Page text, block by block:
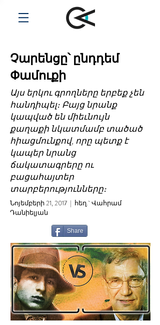
Չարենցը՝ ընդդեմ
Փամուքի
Այս երկու գրողները երբեք չեն
հանդիպել։ Բայց նրանք
կապված են միեւնույն
քաղաքի նկատմամբ տածած
հիացմունքով, որը պետք է
կապեր նրանց
ճակատագրերը ու
բացահայտեր
տարբերությունները։
Նոյեմբերի 21, 2017 | հեղ.` Վահրամ
Դանիելյան
Share